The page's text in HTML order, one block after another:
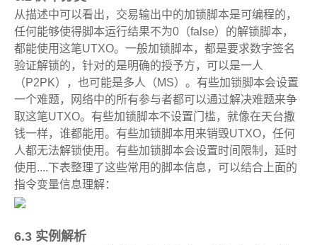
从描述中可以看出，交易输出中的加锁脚本是可编程的，
任何能够使得脚本运行结果不为0（false）的解锁脚本，
都能使用这笔UTXO。一般加锁脚本，都是要求数字签名
验证解锁的，针对的是明确的授予方，可以是一人
（P2PK），也可能是多人（MS）。有些加锁脚本会设置
一个难题，网络中的所有参与者都可以通过解决难题来争
取这笔UTXO。有些加锁脚本不设置门槛，就像在天台撒
钱一样，谁都能用。有些加锁脚本用来销毁UTXO，任何
人都无法解锁使用。有些加锁脚本会设置时间限制，延时
使用....下表整理了这些常用的脚本信息，可以结合上面的
指令变量信息理解：
6.3 实例解析